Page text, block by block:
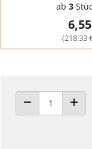
ab 3
(218,33
ANZAHL VERRINGERN